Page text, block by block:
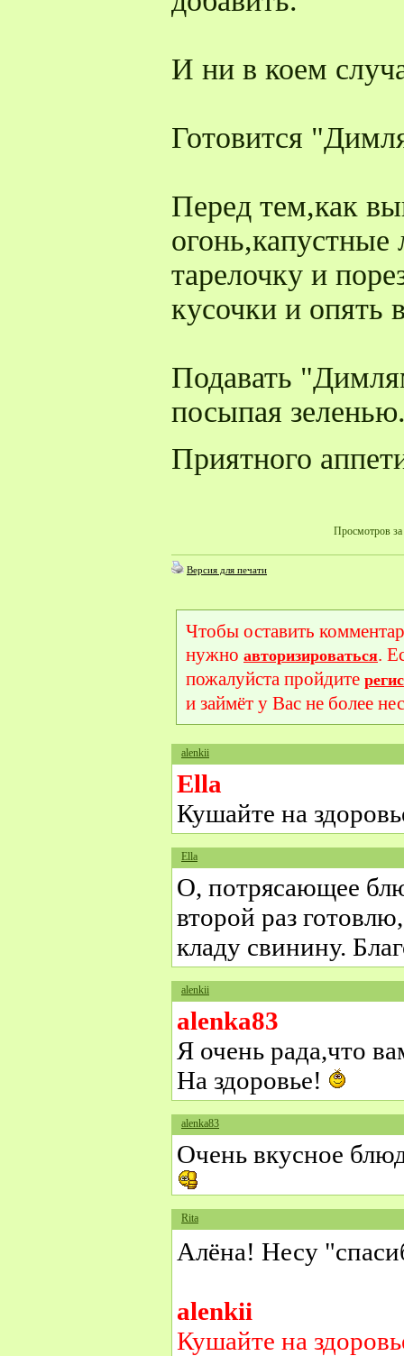
И ни в коем
Готовится
Перед тем,как
огонь,капустные
тарелочку и
кусочки и опять
Подавать
посыпая
Приятного
Просмотров за
Версия для печати
Чтобы оставить
нужно авторизироваться.
пожалуйста пройдите
и займёт у Вас не более
alenkii
Ella
Кушайте на
Ella
О, потрясающее
второй раз
кладу свинину.
alenkii
alenka83
Я очень рада,что
На здоровье!
alenka83
Очень вкусное
Rita
Алёна! Несу
alenkii
Кушайте на